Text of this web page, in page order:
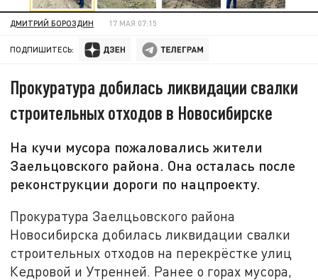
ДМИТРИЙ БОРОЗДИН 17 МАЯ 07:15
ПОДПИШИТЕСЬ:
Прокуратура добилась ликвидации свалки
строительных отходов в Новосибирске
На кучи мусора пожаловались жители
Заельцовского района. Она осталась после
реконструкции дороги по нацпроекту.
Прокуратура Заелцьовского района
Новосибирска добилась ликвидации свалки
строительных отходов на перекрёстке улиц
Кедровой и Утренней. Ранее о горах мусора,